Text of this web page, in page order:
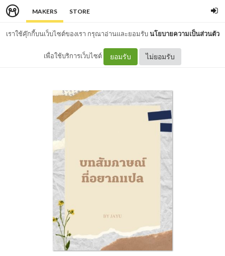
MAKERS STORE
เราใช้คุ๊กกี้บนเว็บไซต์ของเรา กรุณาอ่านและยอมรับนโยบายความเป็นส่วนตัว
เพื่อใช้บริการเว็บไซต์ ยอมรับ ไม่ยอมรับ